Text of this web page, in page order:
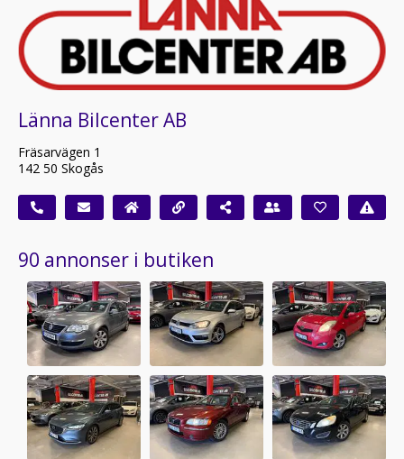
Länna Bilcenter AB
Fräsarvägen 1
142 50 Skogås
90 annonser i butiken